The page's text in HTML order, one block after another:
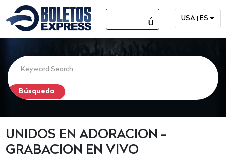
menú USA | ES
UNIDOS EN ADORACION -
GRABACION EN VIVO